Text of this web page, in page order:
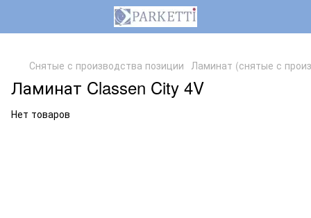
Снятые с производства позиции Ламинат (снятые с
Ламинат Classen City 4V
Нет товаров